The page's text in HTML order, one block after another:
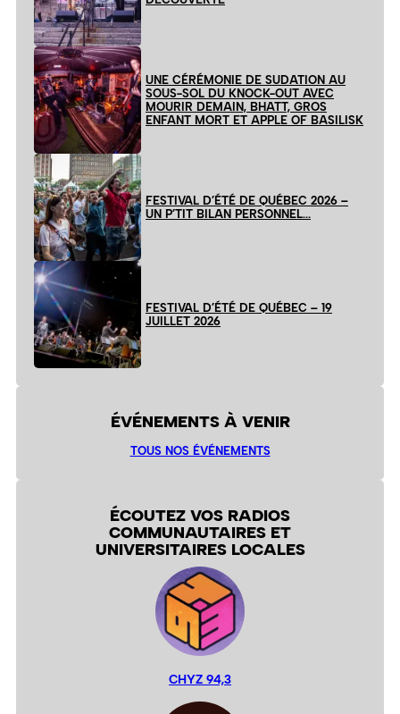
UNE CÉRÉMONIE DE SUDATION AU
SOUS-SOL DU KNOCK-OUT AVEC
MOURIR DEMAIN, BHATT, GROS
ENFANT MORT ET APPLE OF BASILISK
FESTIVAL D’ÉTÉ DE QUÉBEC 2026 –
UN P’TIT BILAN PERSONNEL…
FESTIVAL D’ÉTÉ DE QUÉBEC – 19
JUILLET 2026
ÉVÉNEMENTS À VENIR
TOUS NOS ÉVÉNEMENTS
ÉCOUTEZ VOS RADIOS
COMMUNAUTAIRES ET
UNIVERSITAIRES LOCALES
CHYZ 94,3